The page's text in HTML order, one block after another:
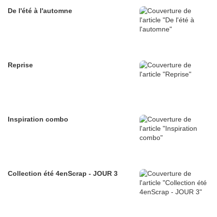
De l'été à l'automne
Reprise
Inspiration combo
Collection été 4enScrap - JOUR 3